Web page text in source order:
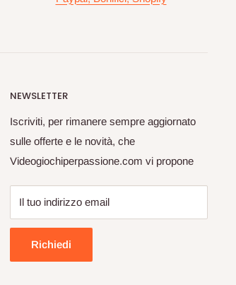
NEWSLETTER
Iscriviti, per rimanere sempre aggiornato
sulle offerte e le novità, che
Videogiochiperpassione.com vi propone
Il tuo indirizzo email
Richiedi